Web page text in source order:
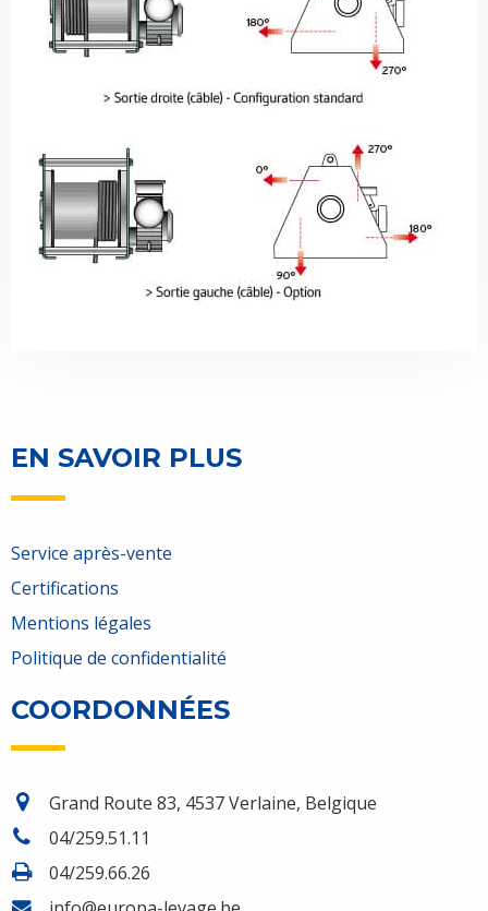
EN SAVOIR PLUS
Service après-vente
Certifications
Mentions légales
Politique de confidentialité
COORDONNÉES
Grand Route 83, 4537 Verlaine, Belgique
04/259.51.11
04/259.66.26